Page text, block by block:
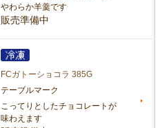
やわらか羊羹です
販売準備中
FCガトーショコラ 385G
テーブルマーク
こってりとしたチョコレートが
味わえます